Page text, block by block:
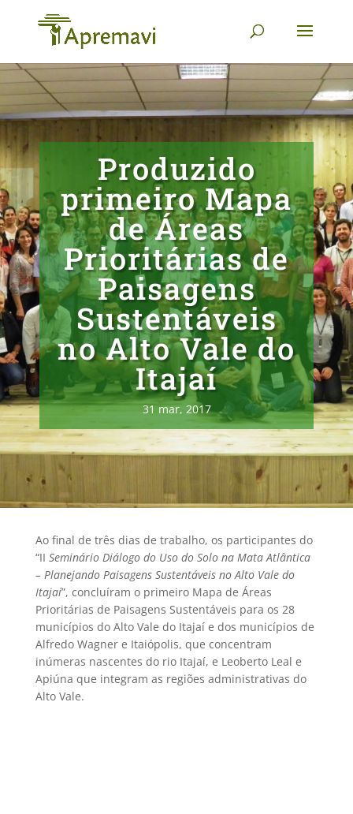
Produzido
primeiro Mapa
de Áreas
Prioritárias de
Paisagens
Sustentáveis
no Alto Vale do
Itajaí
31 mar, 2017
Ao final de três dias de trabalho, os participantes do
“II Seminário Diálogo do Uso do Solo na Mata Atlântica
– Planejando Paisagens Sustentáveis no Alto Vale do
Itajaí”, concluíram o primeiro Mapa de Áreas
Prioritárias de Paisagens Sustentáveis para os 28
municípios do Alto Vale do Itajaí e dos municípios de
Alfredo Wagner e Itaiópolis, que concentram
inúmeras nascentes do rio Itajaí, e Leoberto Leal e
Apiúna que integram as regiões administrativas do
Alto Vale.